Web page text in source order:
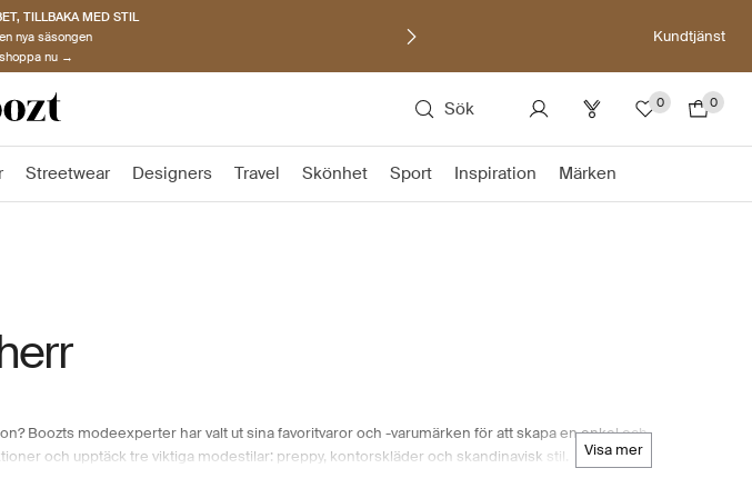
TILLBAKA MED STIL
nya säsongen
nu →
Kundtjänst
Sök 0 0
Streetwear Designers Travel Skönhet Sport Inspiration Märken
visa mer
Boozts modeexperter har valt ut sina favoritvaror och -varumärken för att skapa en enkel och
och upptäck tre viktiga modestilar: preppy, kontorskläder och skandinavisk stil.